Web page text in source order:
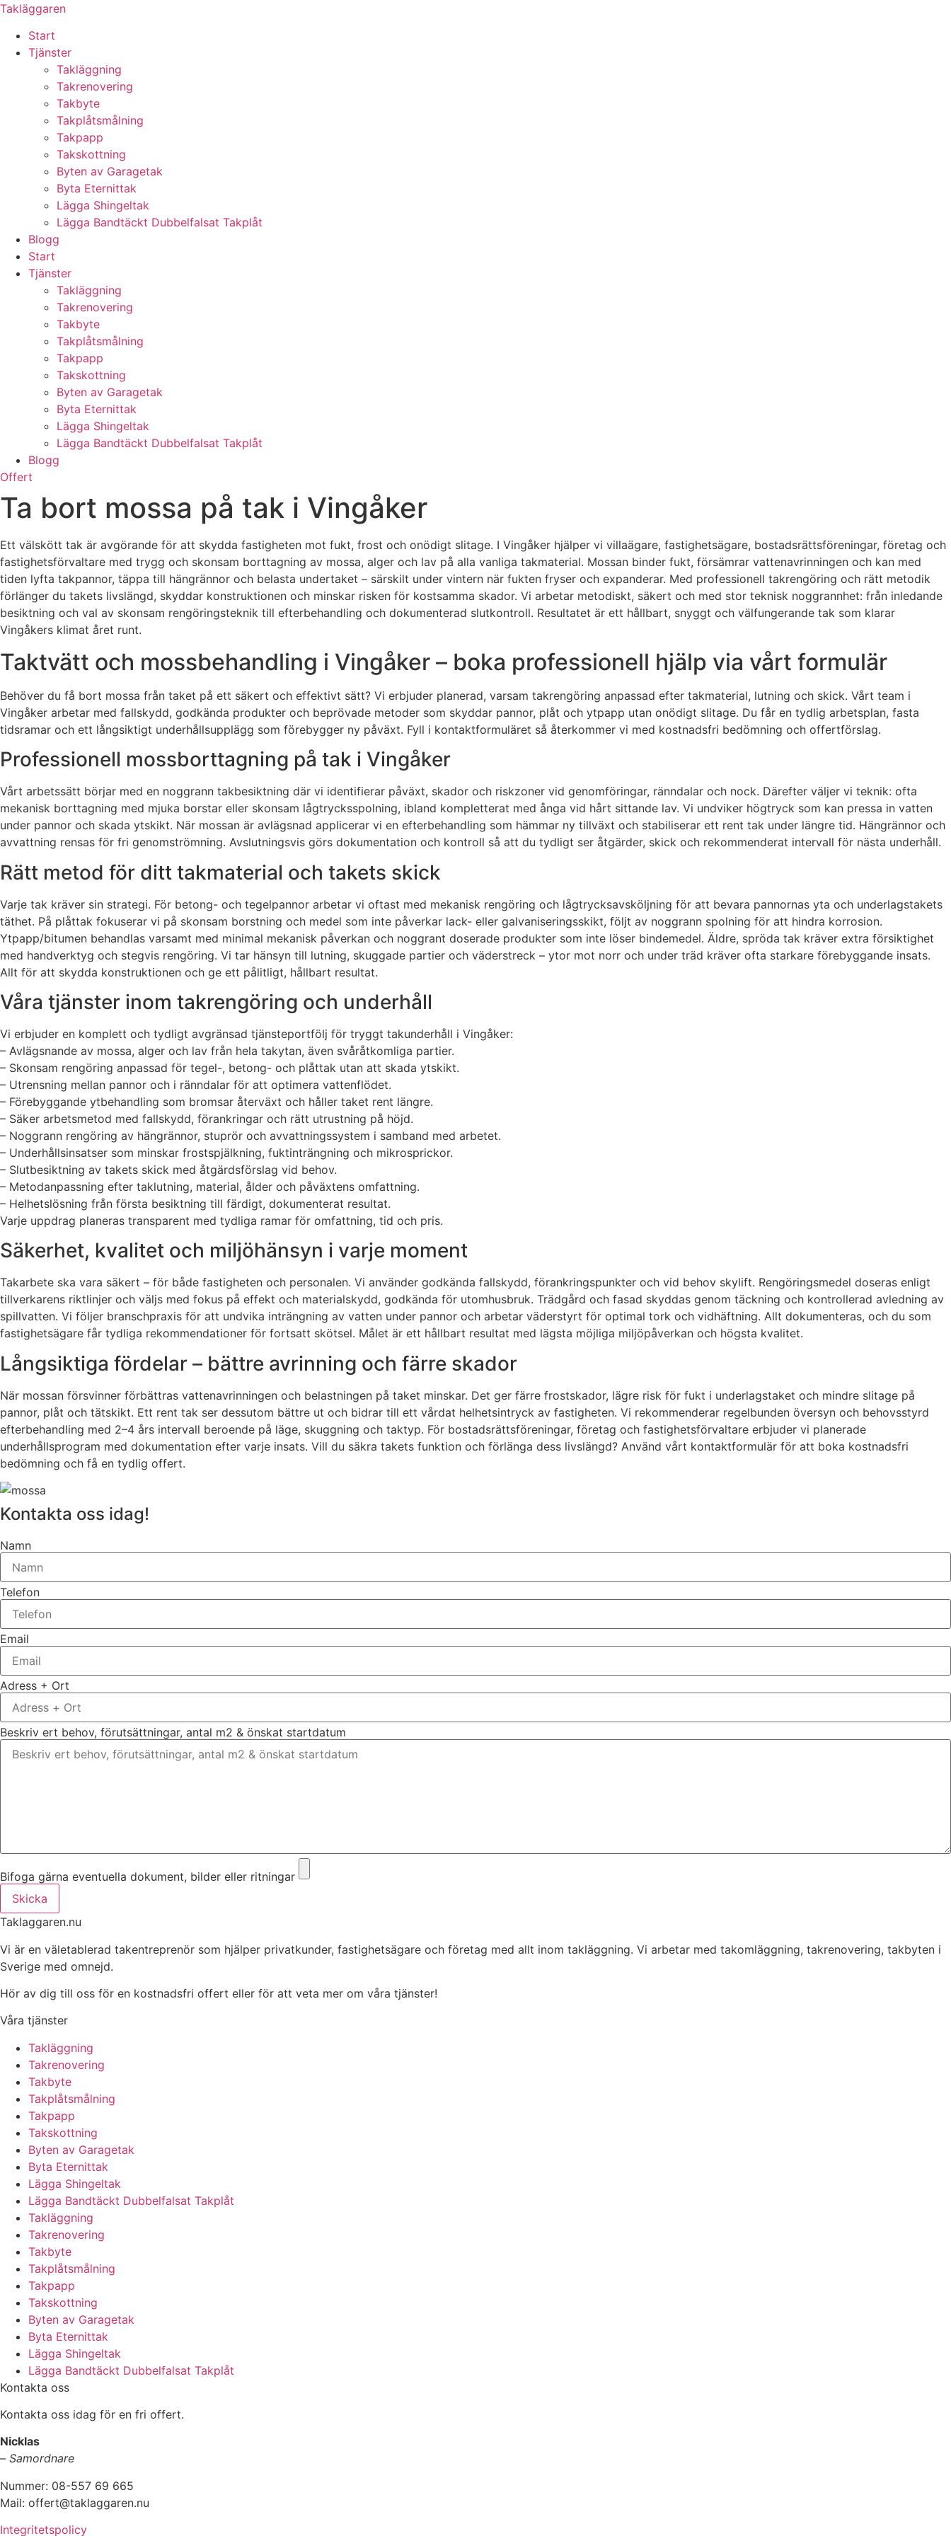
Skip
content
Takläggaren
Start
Tjänster
Takläggning
Takrenovering
Takbyte
Takplåtsmålning
Takpapp
Takskottning
Byten av Garagetak
Byta Eternittak
Lägga Shingeltak
Lägga Bandtäckt Dubbelfalsat Takplåt
Blogg
Start
Tjänster
Takläggning
Takrenovering
Takbyte
Takplåtsmålning
Takpapp
Takskottning
Byten av Garagetak
Byta Eternittak
Lägga Shingeltak
Lägga Bandtäckt Dubbelfalsat Takplåt
Blogg
Offert
Ta bort mossa på tak i Vingåker
Ett välskött tak är avgörande för att skydda fastigheten mot fukt, frost och onödigt slitage. I Vingåker hjälper vi villaägare, fastighetsägare, bostadsrättsföreningar, företag och
fastighetsförvaltare med trygg och skonsam borttagning av mossa, alger och lav på alla vanliga takmaterial. Mossan binder fukt, försämrar vattenavrinningen och kan med
tiden lyfta takpannor, täppa till hängrännor och belasta undertaket – särskilt under vintern när fukten fryser och expanderar. Med professionell takrengöring och rätt metodik
förlänger du takets livslängd, skyddar konstruktionen och minskar risken för kostsamma skador. Vi arbetar metodiskt, säkert och med stor teknisk noggrannhet: från inledande
besiktning och val av skonsam rengöringsteknik till efterbehandling och dokumenterad slutkontroll. Resultatet är ett hållbart, snyggt och välfungerande tak som klarar
Vingåkers klimat året runt.
Taktvätt och mossbehandling i Vingåker – boka professionell hjälp via vårt formulär
Behöver du få bort mossa från taket på ett säkert och effektivt sätt? Vi erbjuder planerad, varsam takrengöring anpassad efter takmaterial, lutning och skick. Vårt team i
Vingåker arbetar med fallskydd, godkända produkter och beprövade metoder som skyddar pannor, plåt och ytpapp utan onödigt slitage. Du får en tydlig arbetsplan, fasta
tidsramar och ett långsiktigt underhållsupplägg som förebygger ny påväxt. Fyll i kontaktformuläret så återkommer vi med kostnadsfri bedömning och offertförslag.
Professionell mossborttagning på tak i Vingåker
Vårt arbetssätt börjar med en noggrann takbesiktning där vi identifierar påväxt, skador och riskzoner vid genomföringar, ränndalar och nock. Därefter väljer vi teknik: ofta
mekanisk borttagning med mjuka borstar eller skonsam lågtrycksspolning, ibland kompletterat med ånga vid hårt sittande lav. Vi undviker högtryck som kan pressa in vatten
under pannor och skada ytskikt. När mossan är avlägsnad applicerar vi en efterbehandling som hämmar ny tillväxt och stabiliserar ett rent tak under längre tid. Hängrännor och
avvattning rensas för fri genomströmning. Avslutningsvis görs dokumentation och kontroll så att du tydligt ser åtgärder, skick och rekommenderat intervall för nästa underhåll.
Rätt metod för ditt takmaterial och takets skick
Varje tak kräver sin strategi. För betong- och tegelpannor arbetar vi oftast med mekanisk rengöring och lågtrycksavsköljning för att bevara pannornas yta och underlagstakets
täthet. På plåttak fokuserar vi på skonsam borstning och medel som inte påverkar lack- eller galvaniseringsskikt, följt av noggrann spolning för att hindra korrosion.
Ytpapp/bitumen behandlas varsamt med minimal mekanisk påverkan och noggrant doserade produkter som inte löser bindemedel. Äldre, spröda tak kräver extra försiktighet
med handverktyg och stegvis rengöring. Vi tar hänsyn till lutning, skuggade partier och väderstreck – ytor mot norr och under träd kräver ofta starkare förebyggande insats.
Allt för att skydda konstruktionen och ge ett pålitligt, hållbart resultat.
Våra tjänster inom takrengöring och underhåll
Vi erbjuder en komplett och tydligt avgränsad tjänsteportfölj för tryggt takunderhåll i Vingåker:
– Avlägsnande av mossa, alger och lav från hela takytan, även svåråtkomliga partier.
– Skonsam rengöring anpassad för tegel-, betong- och plåttak utan att skada ytskikt.
– Utrensning mellan pannor och i ränndalar för att optimera vattenflödet.
– Förebyggande ytbehandling som bromsar återväxt och håller taket rent längre.
– Säker arbetsmetod med fallskydd, förankringar och rätt utrustning på höjd.
– Noggrann rengöring av hängrännor, stuprör och avvattningssystem i samband med arbetet.
– Underhållsinsatser som minskar frostspjälkning, fuktinträngning och mikro­sprickor.
– Slutbesiktning av takets skick med åtgärdsförslag vid behov.
– Metodanpassning efter taklutning, material, ålder och påväxtens omfattning.
– Helhetslösning från första besiktning till färdigt, dokumenterat resultat.
Varje uppdrag planeras transparent med tydliga ramar för omfattning, tid och pris.
Säkerhet, kvalitet och miljöhänsyn i varje moment
Takarbete ska vara säkert – för både fastigheten och personalen. Vi använder godkända fallskydd, förankringspunkter och vid behov skylift. Rengöringsmedel doseras enligt
tillverkarens riktlinjer och väljs med fokus på effekt och materialskydd, godkända för utomhusbruk. Trädgård och fasad skyddas genom täckning och kontrollerad avledning av
spillvatten. Vi följer branschpraxis för att undvika inträngning av vatten under pannor och arbetar väderstyrt för optimal tork och vidhäftning. Allt dokumenteras, och du som
fastighetsägare får tydliga rekommendationer för fortsatt skötsel. Målet är ett hållbart resultat med lägsta möjliga miljöpåverkan och högsta kvalitet.
Långsiktiga fördelar – bättre avrinning och färre skador
När mossan försvinner förbättras vattenavrinningen och belastningen på taket minskar. Det ger färre frostskador, lägre risk för fukt i underlagstaket och mindre slitage på
pannor, plåt och tätskikt. Ett rent tak ser dessutom bättre ut och bidrar till ett vårdat helhetsintryck av fastigheten. Vi rekommenderar regelbunden översyn och behovsstyrd
efterbehandling med 2–4 års intervall beroende på läge, skuggning och taktyp. För bostadsrättsföreningar, företag och fastighetsförvaltare erbjuder vi planerade
underhållsprogram med dokumentation efter varje insats. Vill du säkra takets funktion och förlänga dess livslängd? Använd vårt kontaktformulär för att boka kostnadsfri
bedömning och få en tydlig offert.
Kontakta oss idag!
Namn
Telefon
Email
Adress + Ort
Beskriv ert behov, förutsättningar, antal m2 & önskat startdatum
Bifoga gärna eventuella dokument, bilder eller ritningar
Skicka
Taklaggaren.nu
Vi är en väletablerad takentreprenör som hjälper privatkunder, fastighetsägare och företag med allt inom takläggning. Vi arbetar med takomläggning, takrenovering, takbyten i
Sverige med omnejd.
Hör av dig till oss för en kostnadsfri offert eller för att veta mer om våra tjänster!
Våra tjänster
Takläggning
Takrenovering
Takbyte
Takplåtsmålning
Takpapp
Takskottning
Byten av Garagetak
Byta Eternittak
Lägga Shingeltak
Lägga Bandtäckt Dubbelfalsat Takplåt
Takläggning
Takrenovering
Takbyte
Takplåtsmålning
Takpapp
Takskottning
Byten av Garagetak
Byta Eternittak
Lägga Shingeltak
Lägga Bandtäckt Dubbelfalsat Takplåt
Kontakta oss
Kontakta oss idag för en fri offert.
Nicklas
– Samordnare
Nummer: 08-557 69 665
Mail: offert@taklaggaren.nu
Integritetspolicy